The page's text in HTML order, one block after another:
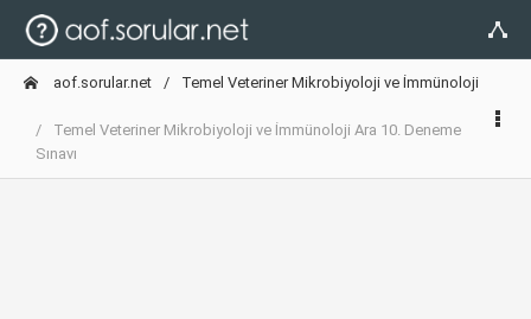
aof.sorular.net Temel Veteriner Mikrobiyoloji ve İmmünoloji
Temel Veteriner Mikrobiyoloji ve İmmünoloji Ara 10. Deneme
Sınavı